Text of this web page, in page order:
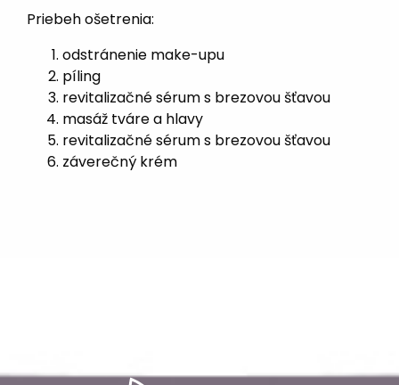
Priebeh ošetrenia:
odstránenie make-upu
píling
revitalizačné sérum s brezovou šťavou
masáž tváre a hlavy
revitalizačné sérum s brezovou šťavou
záverečný krém